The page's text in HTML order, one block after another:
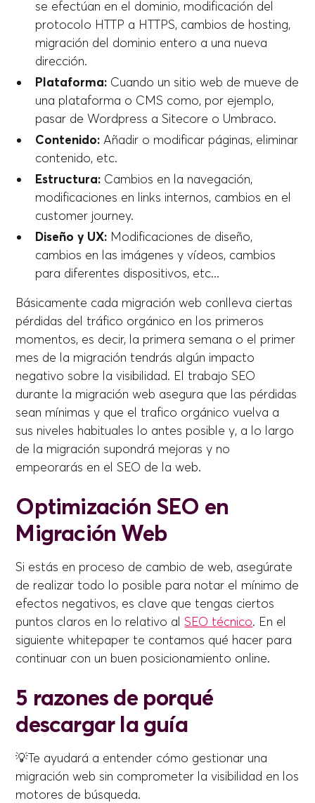
se efectúan en el dominio, modificación del
protocolo HTTP a HTTPS, cambios de hosting,
migración del dominio entero a una nueva
dirección.
Plataforma: Cuando un sitio web de mueve de
una plataforma o CMS como, por ejemplo,
pasar de Wordpress a Sitecore o Umbraco.
Contenido: Añadir o modificar páginas, eliminar
contenido, etc.
Estructura: Cambios en la navegación,
modificaciones en links internos, cambios en el
customer journey.
Diseño y UX: Modificaciones de diseño,
cambios en las imágenes y vídeos, cambios
para diferentes dispositivos, etc...
Básicamente cada migración web conlleva ciertas
pérdidas del tráfico orgánico en los primeros
momentos, es decir, la primera semana o el primer
mes de la migración tendrás algún impacto
negativo sobre la visibilidad. El trabajo SEO
durante la migración web asegura que las pérdidas
sean mínimas y que el trafico orgánico vuelva a
sus niveles habituales lo antes posible y, a lo largo
de la migración supondrá mejoras y no
empeorarás en el SEO de la web.
Optimización SEO en
Migración Web
Si estás en proceso de cambio de web, asegúrate
de realizar todo lo posible para notar el mínimo de
efectos negativos, es clave que tengas ciertos
puntos claros en lo relativo alSEO técnico. En el
siguiente whitepaper te contamos qué hacer para
continuar con un buen posicionamiento online.
5 razones de porqué
descargar la guía
💡Te ayudará a entender cómo gestionar una
migración web sin comprometer la visibilidad en los
motores de búsqueda.